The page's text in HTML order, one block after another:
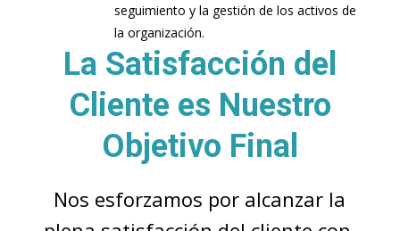
seguimiento y la gestión de los activos de
la organización.
La Satisfacción del
Cliente es Nuestro
Objetivo Final
Nos esforzamos por alcanzar la